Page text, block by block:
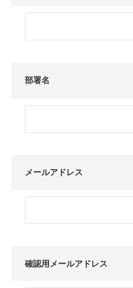
部署名
メールアドレス
確認用メールアドレス